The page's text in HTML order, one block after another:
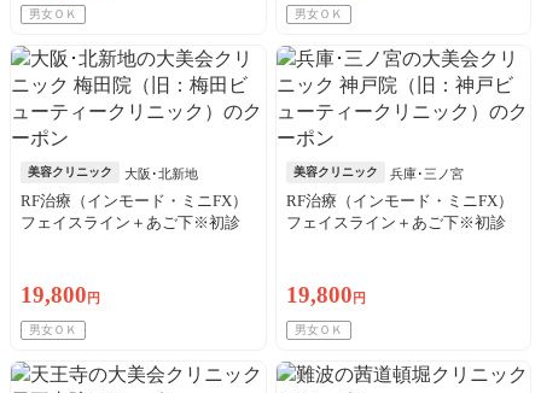
男女ＯＫ 男女ＯＫ
美容クリニック 大阪･北新地
RF治療（インモード・ミニFX）
フェイスライン＋あご下※初診
19,800 円
男女ＯＫ
美容クリニック 兵庫･三ノ宮
RF治療（インモード・ミニFX）
フェイスライン＋あご下※初診
19,800 円
男女ＯＫ